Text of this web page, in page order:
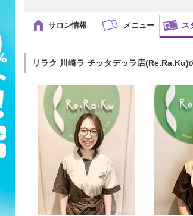
サロン情報 メニュー ス
リラク 川崎ラ チッタデッラ店(Re.Ra.Ku)